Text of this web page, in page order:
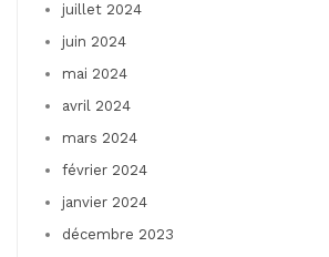
juillet 2024
juin 2024
mai 2024
avril 2024
mars 2024
février 2024
janvier 2024
décembre 2023